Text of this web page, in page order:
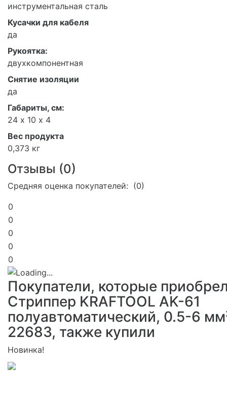
инструментальная сталь
Кусачки для кабеля
да
Рукоятка:
двухкомпонентная
Снятие изоляции
да
Габариты, см:
24 х 10 х 4
Вес продукта
0,373 кг
Отзывы (0)
Средняя оценка покупателей: (0)
0
0
0
0
0
Покупатели, которые
Стриппер KRAFTOOL AK-61
полуавтоматический, 0.5-6
22683, также купили
Новинка!